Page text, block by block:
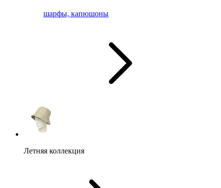
шарфы, капюшоны
Летняя коллекция